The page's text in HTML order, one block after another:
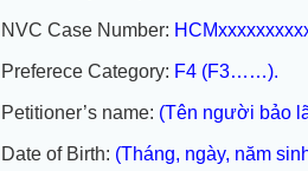
NVC Case Number:
Preferece Category: F4 (F3……).
Petitioner’s name: (Tên người bảo
Date of Birth: (Tháng, ngày, năm